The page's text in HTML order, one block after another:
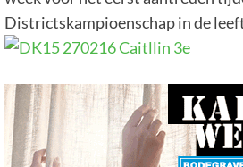
Districtskampioenschap in de